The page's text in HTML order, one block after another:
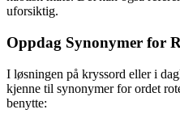
uforsiktig.
Oppdag Synonymer for
I løsningen på kryssord eller i
kjenne til synonymer for ordet
benytte: